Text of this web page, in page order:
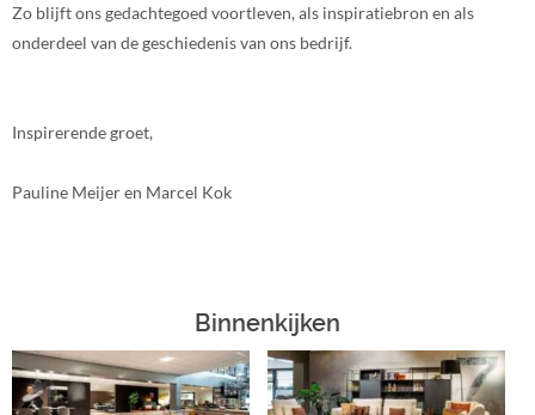
Zo blijft ons gedachtegoed voortleven, als inspiratiebron en als
onderdeel van de geschiedenis van ons bedrijf.
Inspirerende groet,
Pauline Meijer en Marcel Kok
Binnenkijken